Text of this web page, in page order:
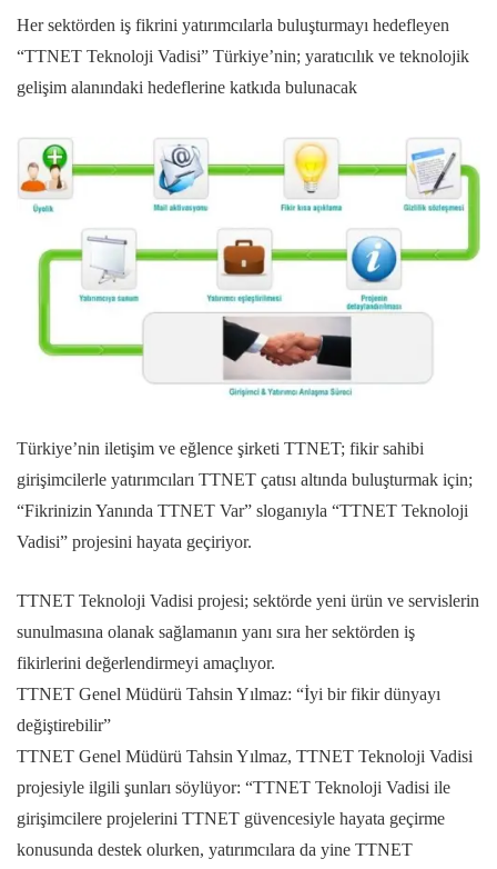
Her sektörden iş fikrini yatırımcılarla buluşturmayı hedefleyen
“TTNET Teknoloji Vadisi” Türkiye’nin; yaratıcılık ve teknolojik
gelişim alanındaki hedeflerine katkıda bulunacak
Türkiye’nin iletişim ve eğlence şirketi TTNET; fikir sahibi
girişimcilerle yatırımcıları TTNET çatısı altında buluşturmak için;
“Fikrinizin Yanında TTNET Var” sloganıyla “TTNET Teknoloji
Vadisi” projesini hayata geçiriyor.
TTNET Teknoloji Vadisi projesi; sektörde yeni ürün ve servislerin
sunulmasına olanak sağlamanın yanı sıra her sektörden iş
fikirlerini değerlendirmeyi amaçlıyor.
TTNET Genel Müdürü Tahsin Yılmaz: “İyi bir fikir dünyayı
değiştirebilir”
TTNET Genel Müdürü Tahsin Yılmaz, TTNET Teknoloji Vadisi
projesiyle ilgili şunları söylüyor: “TTNET Teknoloji Vadisi ile
girişimcilere projelerini TTNET güvencesiyle hayata geçirme
konusunda destek olurken, yatırımcılara da yine TTNET